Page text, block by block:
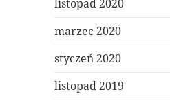
listopad 2020
marzec 2020
styczeń 2020
listopad 2019